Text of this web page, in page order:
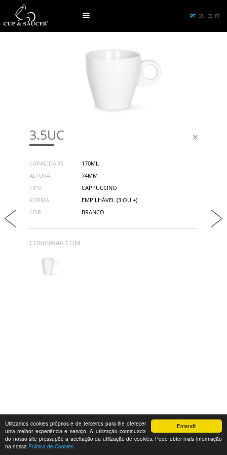
Entendi!
Utilizamos cookies próprios e de terceiros para lhe oferecer
uma melhor experiência e serviço. A utilização continuada
do nosso site pressupõe a aceitação da utilização de cookies. Pode obter mais informação
na nossa Política de Cookies.
PT EN ES FR
3.5UC
CAPACIDADE
170ML
ALTURA
74MM
TIPO
CAPPUCCINO
FORMA
EMPILHÁVEL (3 OU +)
COR
BRANCO
COMBINAR COM